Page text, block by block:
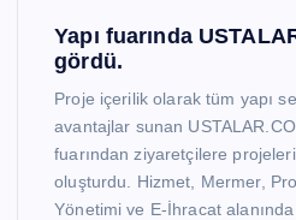
Yapı fuarında
gördü.
Proje içerilik olarak tüm yapı
avantajlar sunan
fuarından ziyaretçilere
oluşturdu. Hizmet, Mermer,
Yönetimi ve E-İhracat